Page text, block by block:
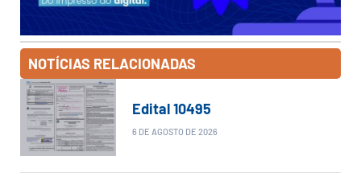
NOTÍCIAS RELACIONADAS
Edital 10495
6 DE AGOSTO DE 2026